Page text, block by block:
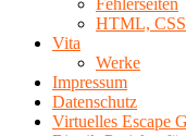
Fehlerseiten
HTML, CSS
Vita
Werke
Impressum
Datenschutz
Virtuelles Escape